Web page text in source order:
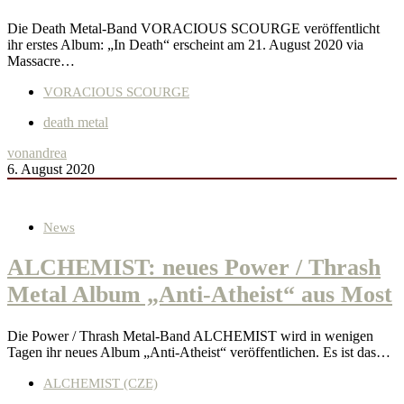
Die Death Metal-Band VORACIOUS SCOURGE veröffentlicht
ihr erstes Album: „In Death“ erscheint am 21. August 2020 via
Massacre…
VORACIOUS SCOURGE
death metal
vonandrea
6. August 2020
News
ALCHEMIST: neues Power / Thrash
Metal Album „Anti-Atheist“ aus Most
Die Power / Thrash Metal-Band ALCHEMIST wird in wenigen
Tagen ihr neues Album „Anti-Atheist“ veröffentlichen. Es ist das…
ALCHEMIST (CZE)